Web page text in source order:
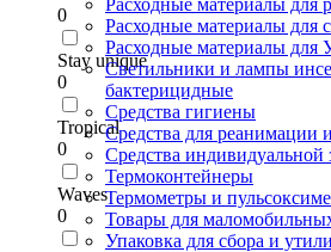
0
Stay unique
0
Tropical
0
Waves
0
Расходные материалы для
Расходные материалы для
Расходные материалы
Светильники и лампы
бактерицидные
Средства гигиены
Средства для реанимации
Средства
Термоконтейнеры
Термометры и
Товары для
Упаковка для сбора и